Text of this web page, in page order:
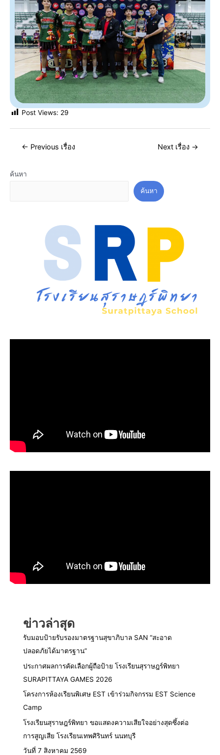
Post Views: 29
← Previous เรื่อง Next เรื่อง →
ค้นหา
ค้นหา
ข่าวล่าสุด
รับมอบป้ายรับรองมาตรฐานสุขาภิบาล SAN “สะอาด
ปลอดภัยได้มาตรฐาน”
ประกาศผลการคัดเลือกผู้ถือป้าย โรงเรียนสุราษฎร์พิทยา
SURAPITTAYA GAMES 2026
โครงการห้องเรียนพิเศษ EST เข้าร่วมกิจกรรม EST Science
Camp
โรงเรียนสุราษฎร์พิทยา ขอแสดงความเสียใจอย่างสุดซึ้งต่อ
การสูญเสีย โรงเรียนเทพศิรินทร์ นนทบุรี
วันที่ 7 สิงหาคม 2569